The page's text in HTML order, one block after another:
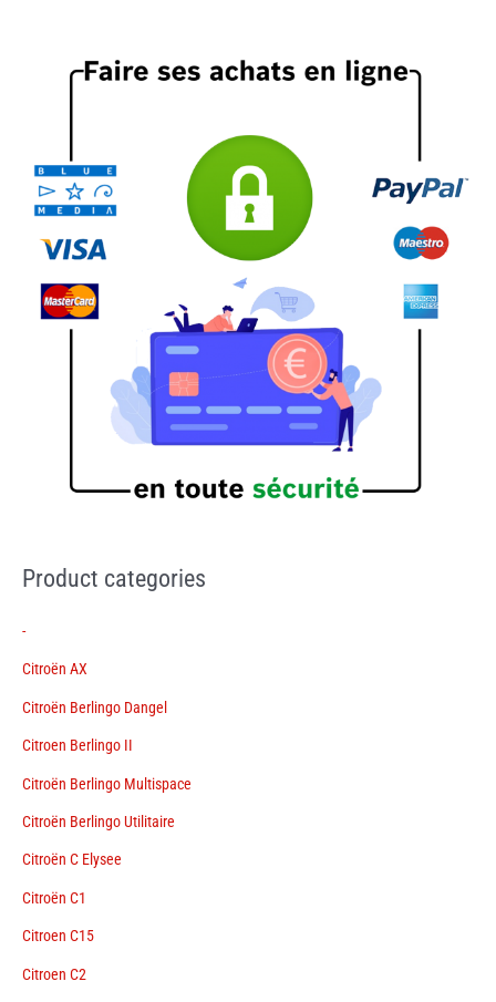
Product categories
-
Citroën AX
Citroën Berlingo Dangel
Citroen Berlingo II
Citroën Berlingo Multispace
Citroën Berlingo Utilitaire
Citroën C Elysee
Citroën C1
Citroen C15
Citroen C2